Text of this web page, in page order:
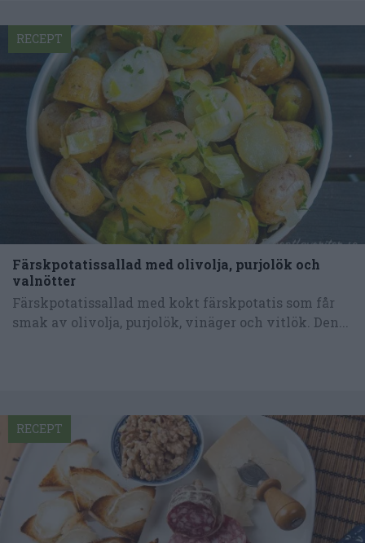
Färskpotatissallad med olivolja, purjolök och
valnötter
Färskpotatissallad med kokt färskpotatis som får
smak av olivolja, purjolök, vinäger och vitlök. Den...
RECEPT
RECEPT